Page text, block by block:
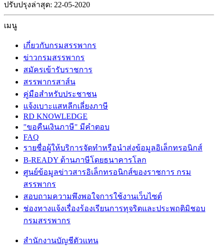
ปรับปรุงล่าสุด: 22-05-2020
เมนู
เกี่ยวกับกรมสรรพากร
ข่าวกรมสรรพากร
สมัครเข้ารับราชการ
สรรพากรสาส์น
คู่มือสำหรับประชาชน
แจ้งเบาะแสหลีกเลี่ยงภาษี
RD KNOWLEDGE
"ขอคืนเงินภาษี" มีคำตอบ
FAQ
รายชื่อผู้ให้บริการจัดทำหรือนำส่งข้อมูลอิเล็กทรอนิกส์
B-READY ด้านภาษีโดยธนาคารโลก
ศูนย์ข้อมูลข่าวสารอิเล็กทรอนิกส์ของราชการ กรม
สรรพากร
สอบถามความพึงพอใจการใช้งานเว็บไซต์
ช่องทางแจ้งเรื่องร้องเรียนการทุจริตและประพฤติมิชอบ
กรมสรรพากร
สำนักงานบัญชีตัวแทน